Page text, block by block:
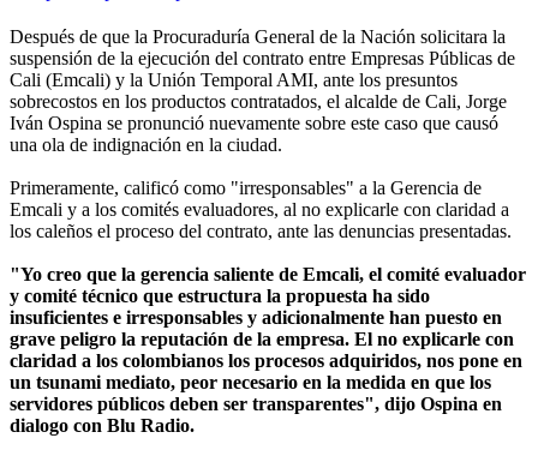
Después de que la Procuraduría General de la Nación solicitara la
suspensión de la ejecución del contrato entre Empresas Públicas de
Cali (Emcali) y la Unión Temporal AMI, ante los presuntos
sobrecostos en los productos contratados, el alcalde de Cali, Jorge
Iván Ospina se pronunció nuevamente sobre este caso que causó
una ola de indignación en la ciudad.
Primeramente, calificó como "irresponsables" a la Gerencia de
Emcali y a los comités evaluadores, al no explicarle con claridad a
los caleños el proceso del contrato, ante las denuncias presentadas.
"Yo creo que la gerencia saliente de Emcali, el comité evaluador
y comité técnico que estructura la propuesta ha sido
insuficientes e irresponsables y adicionalmente han puesto en
grave peligro la reputación de la empresa. El no explicarle con
claridad a los colombianos los procesos adquiridos, nos pone en
un tsunami mediato, peor necesario en la medida en que los
servidores públicos deben ser transparentes", dijo Ospina en
dialogo con Blu Radio.